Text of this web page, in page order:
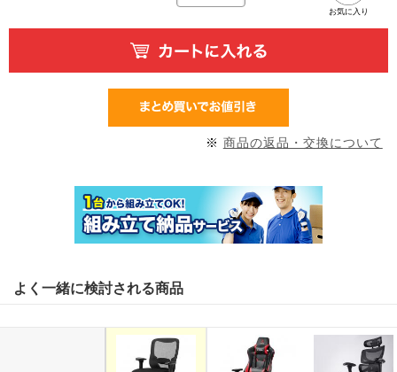
お気に入り
※ 商品の返品・交換について
よく一緒に検討される商品